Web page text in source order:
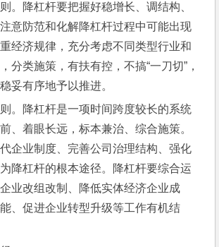
。降杠杆要把握好稳增长、调结构、
意防范和化解降杠杆过程中可能出现
经济规律，充分考虑不同类型行业和
分类施策，有扶有控，不搞“一刀切”，
妥有序地予以推进。
。降杠杆是一项时间跨度较长的系统
、着眼长远，标本兼治、综合施策。
企业制度、完善公司治理结构、强化
降杠杆的根本途径。降杠杆要综合运
业改组改制、降低实体经济企业成
、促进企业转型升级等工作有机结